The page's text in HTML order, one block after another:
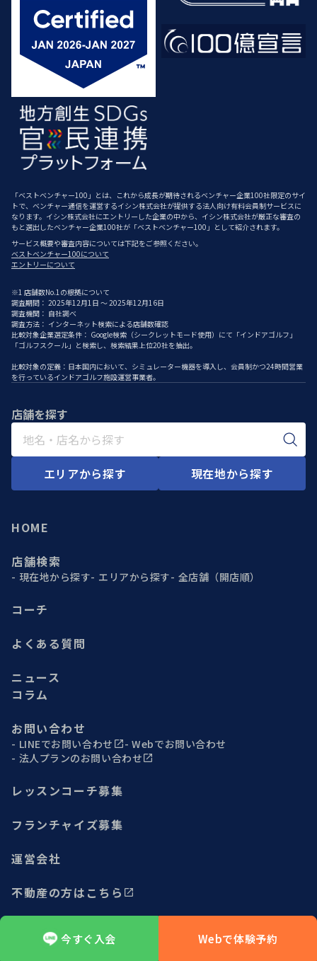
今すぐ入会 Webで体験予約
「ベストベンチャー100」とは、これから成長が期待されるベンチャー企業100社限定のサイ
トで、ベンチャー通信を運営するイシン株式会社が提供する法人向け有料会員制サービスに
なります。イシン株式会社にエントリーした企業の中から、イシン株式会社が厳正な審査の
もと選出したベンチャー企業100社が「ベストベンチャー100」として紹介されます。
サービス概要や審査内容については下記をご参照ください。
ベストベンチャー100について
エントリーについて
※1 店舗数No.1の根拠について
調査期間： 2025年12月1日 ～ 2025年12月16日
調査機関： 自社調べ
調査方法： インターネット検索による店舗数確認
比較対象企業選定条件： Google検索（シークレットモード使用）にて「インドアゴルフ」
「ゴルフスクール」と検索し、検索結果上位20社を抽出。
比較対象の定義：日本国内において、シミュレーター機器を導入し、会員制かつ24時間営業
を行っているインドアゴルフ施設運営事業者。
店舗を探す
エリアから探す 現在地から探す
HOME
店舗検索
現在地から探す エリアから探す 全店舗（開店順）
コーチ
よくある質問
ニュース
コラム
お問い合わせ
LINEでお問い合わせ
Webでお問い合わせ
法人プランのお問い合わせ
レッスンコーチ募集
フランチャイズ募集
運営会社
不動産の方はこちら